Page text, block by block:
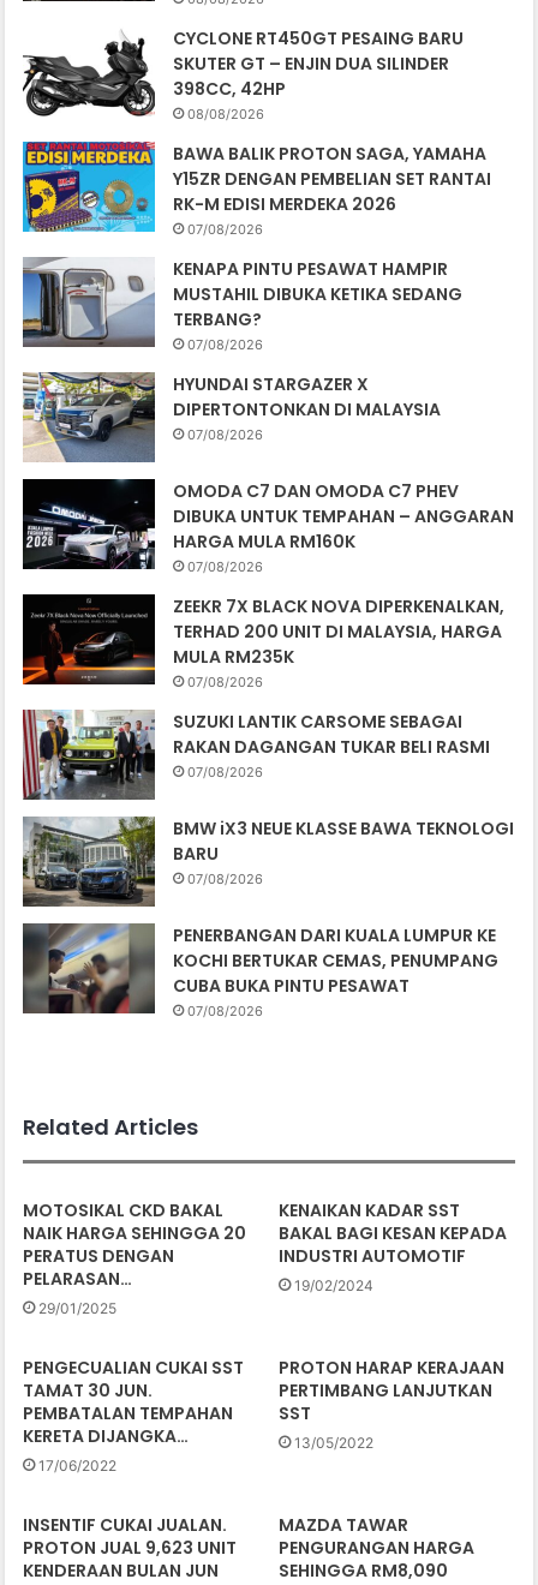
CYCLONE RT450GT PESAING BARU
SKUTER GT – ENJIN DUA SILINDER
398CC, 42HP
08/08/2026
BAWA BALIK PROTON SAGA, YAMAHA
Y15ZR DENGAN PEMBELIAN SET RANTAI
RK-M EDISI MERDEKA 2026
07/08/2026
KENAPA PINTU PESAWAT HAMPIR
MUSTAHIL DIBUKA KETIKA SEDANG
TERBANG?
07/08/2026
HYUNDAI STARGAZER X
DIPERTONTONKAN DI MALAYSIA
07/08/2026
OMODA C7 DAN OMODA C7 PHEV
DIBUKA UNTUK TEMPAHAN – ANGGARAN
HARGA MULA RM160K
07/08/2026
ZEEKR 7X BLACK NOVA DIPERKENALKAN,
TERHAD 200 UNIT DI MALAYSIA, HARGA
MULA RM235K
07/08/2026
SUZUKI LANTIK CARSOME SEBAGAI
RAKAN DAGANGAN TUKAR BELI RASMI
07/08/2026
BMW iX3 NEUE KLASSE BAWA TEKNOLOGI
BARU
07/08/2026
PENERBANGAN DARI KUALA LUMPUR KE
KOCHI BERTUKAR CEMAS, PENUMPANG
CUBA BUKA PINTU PESAWAT
07/08/2026
Related Articles
MOTOSIKAL CKD BAKAL
NAIK HARGA SEHINGGA 20
PERATUS DENGAN
PELARASAN…
29/01/2025
KENAIKAN KADAR SST
BAKAL BAGI KESAN KEPADA
INDUSTRI AUTOMOTIF
19/02/2024
PENGECUALIAN CUKAI SST
TAMAT 30 JUN.
PEMBATALAN TEMPAHAN
KERETA DIJANGKA…
17/06/2022
PROTON HARAP KERAJAAN
PERTIMBANG LANJUTKAN
SST
13/05/2022
INSENTIF CUKAI JUALAN.
PROTON JUAL 9,623 UNIT
KENDERAAN BULAN JUN
MAZDA TAWAR
PENGURANGAN HARGA
SEHINGGA RM8,090